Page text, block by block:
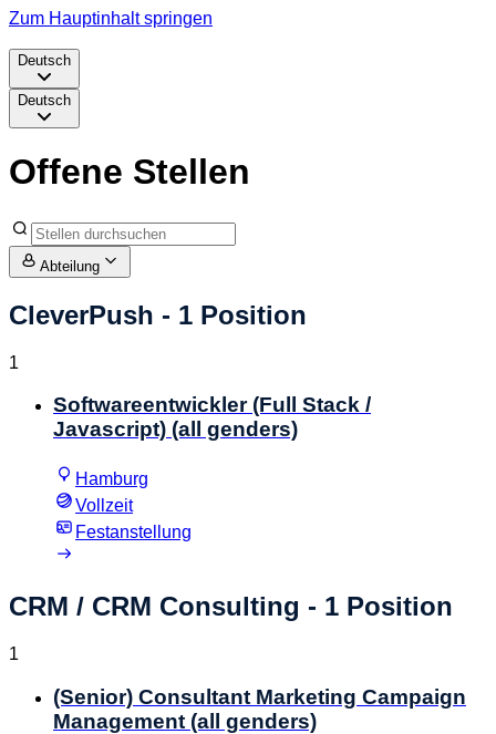
Zum Hauptinhalt springen
Deutsch
Deutsch
Offene Stellen
Abteilung
CleverPush - 1 Position
1
Softwareentwickler (Full Stack /
Javascript) (all genders)
Hamburg
Vollzeit
Festanstellung
CRM / CRM Consulting - 1 Position
1
(Senior) Consultant Marketing Campaign
Management (all genders)